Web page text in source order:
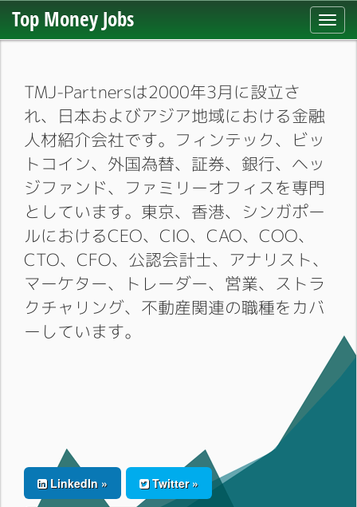
Top Money Jobs
TMJ-Partnersは2000年3月に設立さ
れ、日本およびアジア地域における金融
人材紹介会社です。フィンテック、ビッ
トコイン、外国為替、証券、銀行、ヘッ
ジファンド、ファミリーオフィスを専門
としています。東京、香港、シンガポー
ルにおけるCEO、CIO、CAO、COO、
CTO、CFO、公認会計士、アナリスト、
マーケター、トレーダー、営業、ストラ
クチャリング、不動産関連の職種をカバ
ーしています。
LinkedIn » Twitter »